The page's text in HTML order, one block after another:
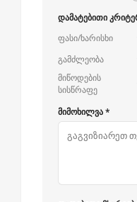
დამატებითი
ფასი/ხარისხი
გამძლეობა
მიწოდების
სისწრაფე
მიმოხილვა *